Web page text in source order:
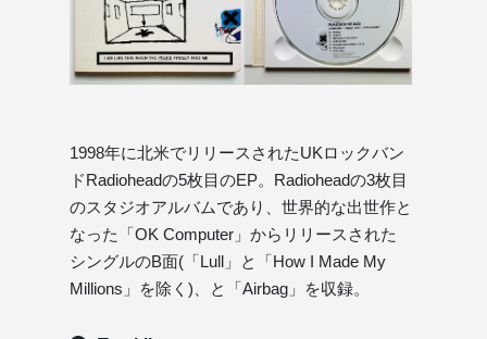
1998年に北米でリリースされたUKロックバン
ドRadioheadの5枚目のEP。Radioheadの3枚目
のスタジオアルバムであり、世界的な出世作と
なった「OK Computer」からリリースされた
シングルのB面(「Lull」と「How I Made My
Millions」を除く)、と「Airbag」を収録。